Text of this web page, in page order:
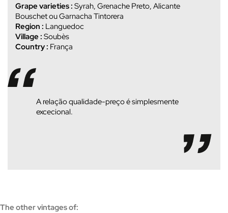
Grape varieties : Syrah, Grenache Preto, Alicante
Bouschet ou Garnacha Tintorera
Region : Languedoc
Village : Soubès
Country : França
A relação qualidade-preço é simplesmente
excecional.
The other vintages of: